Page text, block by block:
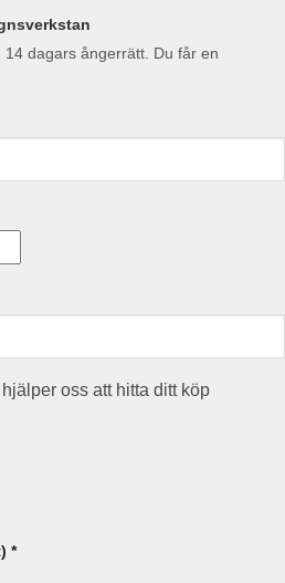
dagars ångerrätt. Du får en
oss att hitta ditt köp
*